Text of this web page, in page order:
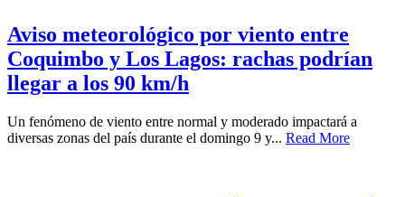
Aviso meteorológico por viento entre
Coquimbo y Los Lagos: rachas podrían
llegar a los 90 km/h
Un fenómeno de viento entre normal y moderado impactará a
diversas zonas del país durante el domingo 9 y... Read More